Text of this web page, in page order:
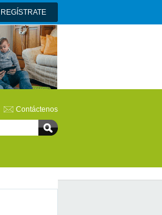
REGÍSTRATE
Contáctenos